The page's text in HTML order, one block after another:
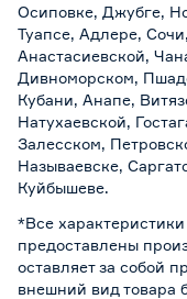
Осиповке, Джубге,
Туапсе, Адлере,
Анастасиевской,
Дивноморском,
Кубани, Анапе,
Натухаевской,
Залесском,
Называевске,
Куйбышеве.
*Все
предоставлены
оставляет за собой
внешний вид товара